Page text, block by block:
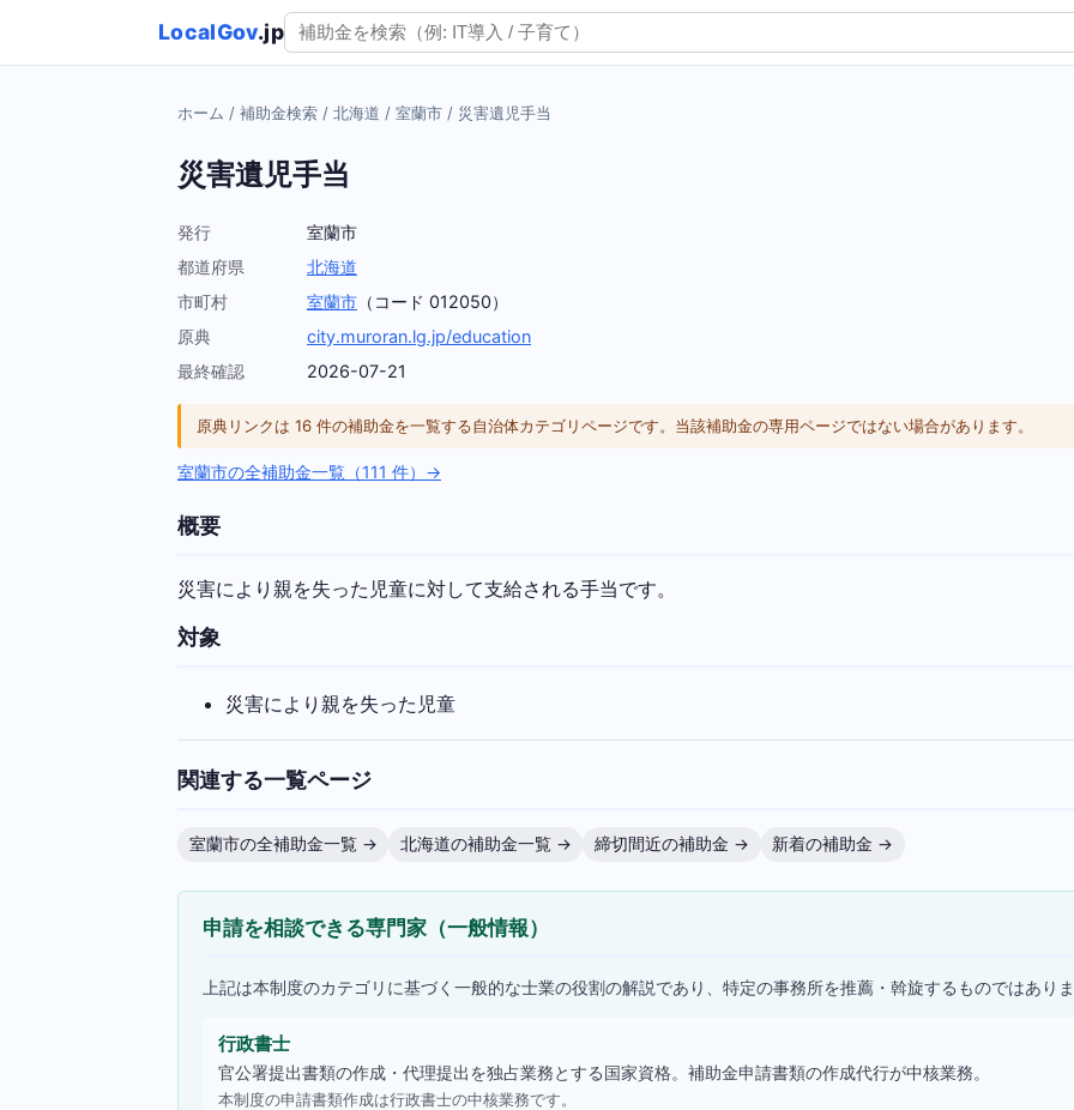
LocalGov.jp
ホーム / 補助金検索 / 北海道 / 室蘭市 / 災害遺児手当
災害遺児手当
発行
室蘭市
都道府県
北海道
市町村
室蘭市 （コード 012050）
原典
city.muroran.lg.jp/education
最終確認
2026-07-21
原典リンクは 16 件の補助金を一覧する自治体カテゴリページです。当該補助金の専用ページではない場合があります。
室蘭市の全補助金一覧（111 件）→
概要
災害により親を失った児童に対して支給される手当です。
対象
災害により親を失った児童
関連する一覧ページ
室蘭市の全補助金一覧 → 北海道の補助金一覧 → 締切間近の補助金 → 新着の補助金 →
申請を相談できる専門家（一般情報）
上記は本制度のカテゴリに基づく一般的な士業の役割の解説であり、特定の事務所を推薦・斡旋するものではあり
行政書士
官公署提出書類の作成・代理提出を独占業務とする国家資格。補助金申請書類の作成代行が中核業務。
本制度の申請書類作成は行政書士の中核業務です。